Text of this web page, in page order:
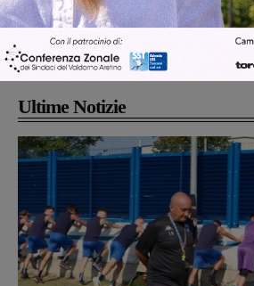
Verrà bonificata giovedì l’area di via
La Pira. Una ditta specializzata
porterà via l’eternit
Ex
da
Ultime Notizie